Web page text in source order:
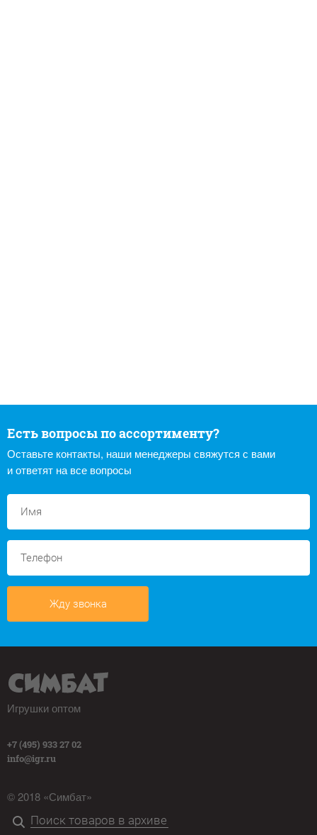
Есть вопросы по ассортименту?
Оставьте контакты, наши менеджеры свяжутся с вами
и ответят на все вопросы
Жду звонка
Игрушки оптом
+7 (495) 933 27 02
info@igr.ru
© 2018 «Симбат»